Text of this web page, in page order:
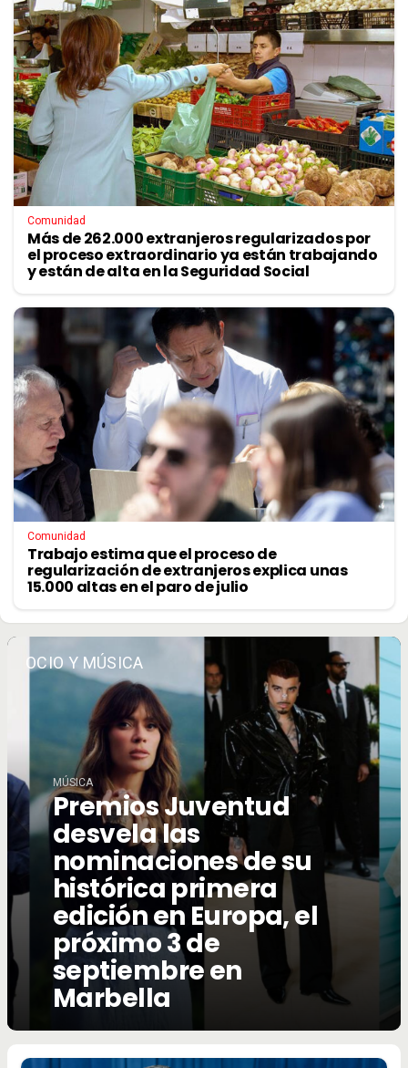
Comunidad
Más de 262.000 extranjeros regularizados por
el proceso extraordinario ya están trabajando
y están de alta en la Seguridad Social
Comunidad
Trabajo estima que el proceso de
regularización de extranjeros explica unas
15.000 altas en el paro de julio
OCIO Y MÚSICA
MÚSICA
Premios Juventud
desvela las
nominaciones de su
histórica primera
edición en Europa, el
próximo 3 de
septiembre en
Marbella